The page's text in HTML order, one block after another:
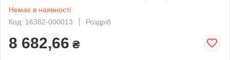
Немає в наявності
Код: 16382-000013
Роздріб
8 682,66 ₴